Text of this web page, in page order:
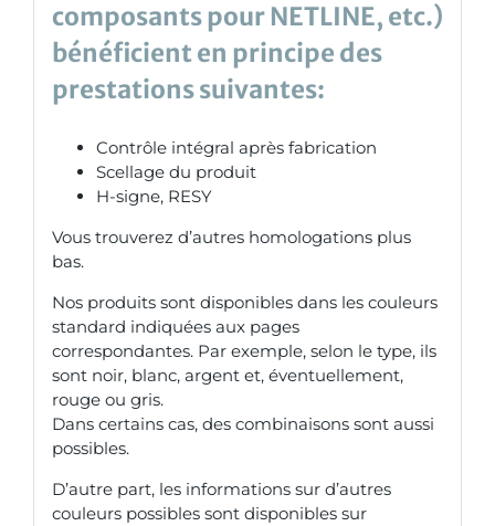
composants pour NETLINE, etc.)
bénéficient en principe des
prestations suivantes:
Contrôle intégral après fabrication
Scellage du produit
H-signe, RESY
Vous trouverez d’autres homologations plus
bas.
Nos produits sont disponibles dans les couleurs
standard indiquées aux pages
correspondantes. Par exemple, selon le type, ils
sont noir, blanc, argent et, éventuellement,
rouge ou gris.
Dans certains cas, des combinaisons sont aussi
possibles.
D’autre part, les informations sur d’autres
couleurs possibles sont disponibles sur